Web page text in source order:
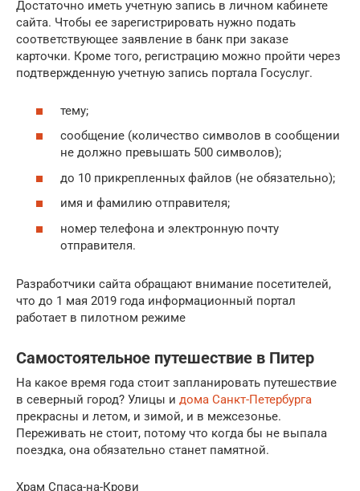
Достаточно иметь учетную запись в личном кабинете
сайта. Чтобы ее зарегистрировать нужно подать
соответствующее заявление в банк при заказе
карточки. Кроме того, регистрацию можно пройти через
подтвержденную учетную запись портала Госуслуг.
тему;
сообщение (количество символов в сообщении
не должно превышать 500 символов);
до 10 прикрепленных файлов (не обязательно);
имя и фамилию отправителя;
номер телефона и электронную почту
отправителя.
Разработчики сайта обращают внимание посетителей,
что до 1 мая 2019 года информационный портал
работает в пилотном режиме
Самостоятельное путешествие в Питер
На какое время года стоит запланировать путешествие
в северный город? Улицы и дома Санкт-Петербурга
прекрасны и летом, и зимой, и в межсезонье.
Переживать не стоит, потому что когда бы не выпала
поездка, она обязательно станет памятной.
Храм Спаса-на-Крови